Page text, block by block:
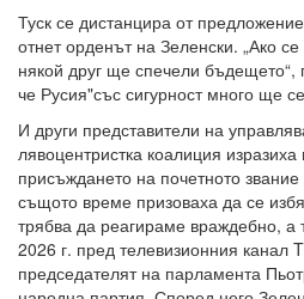
Туск се дистанцира от
отнет орденът на Зеленски. „Ако
някой друг ще спечели бъдещето“,
че Русия"със сигурност много ще
И други представители на
лявоцентристка коалиция
присъждането на почетното
същото време призоваха да се
трябва да реагираме враждебно, а
2026 г. пред телевизионния канал
председателят на парламента